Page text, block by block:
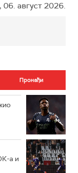
06. август 2026.
а и